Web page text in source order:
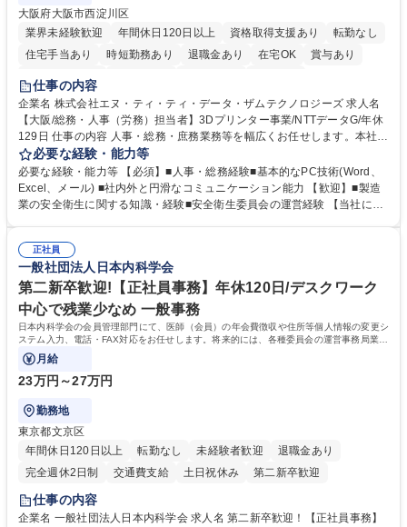
大阪府大阪市西淀川区
業界未経験歓迎
年間休日120日以上 資格取得支援あり
転勤なし
住宅手当あり
時短勤務あり 退職金あり 在宅OK
賞与あり
完全週休2日制
仕事の内容
企業名 株式会社エヌ・ティ・ティ・データ・ザムテクノロジーズ 求人名
【大阪/総務・人事（労務）担当者】3Dプリンター事業/NTTデータG/年休
129日 仕事の内容 人事・総務・庶務業務等を幅広くお任せします。本社コ
ーポレート部門と連携しながら、決められた業務だけではなく、社員や現
場を支えるバックオフィス担当として状況に応じて柔軟に対応いただくこ
とを期待します。 【詳細】■入退社手続き、社員情報管理■入社時オリエ
ンテーションの実施■勤怠・各種申請内容の確認■採用業務のサポート■来
生に関する業務等■健康診断、産業医面談、休職・復職手続き等の労務サ
ポート■社内ルールの運用・各種社内案内■その他、拠点運営に関わる管理
部門業務 募集職種 【大阪/総務・人事（労務）担当者】3Dプリンター事
業/NTTデータG/年休129日
必要な経験・能力等
必要な経験・能力等 【必須】■人事・総務経験■基本的なPC技術(Word、
Excel、メール) ■社内外と円滑なコミュニケーション能力 【歓迎】■製造
業の安全衛生に関する知識・経験■安全衛生委員会の運営経験 【当社につ
アが磨けます。 ◎NTTデータグループであり福利厚生は充実しているとと
もに、働き方改革も推進しています。 学歴・資格 学歴：大学院 大学 高専
短大 専修学校 語学力： 資格：
正社員
一般社団法人日本内科学会
第二新卒歓迎!【正社員事務】年休120日/デスクワーク
中心で残業少なめ 一般事務
日本内科学会の会員管理部門にて、医師（会員）の年会費徴収や住所等個人情報の変更シ
ステム入力、電話・FAX対応をお任せします。将来的には、各種委員会の運営事務局業務
などにも幅広く携わっていただきます。
月給
23万円～27万円
勤務地
東京都文京区
年間休日120日以上
転勤なし 未経験者歓迎
退職金あり
完全週休2日制
交通費支給 土日祝休み 第二新卒歓迎
仕事の内容
企業名 一般社団法人日本内科学会 求人名 第二新卒歓迎！【正社員事務】